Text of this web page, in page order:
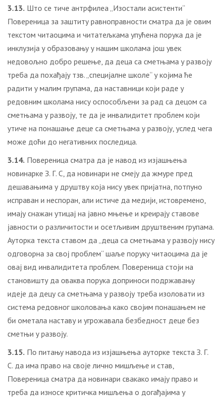
3.13. Што се тиче антрфилеа „Изостали асистенти“
Повереница за заштиту равноправности сматра да је овим
текстом читаоцима и читатељкама упућена порука да је
инклузија у образовању у нашим школама још увек
недовољно добро решење, да деца са сметњама у развоју
треба да похађају тзв. „специјалне школе“ у којима ће
радити у малим групама, да наставници који раде у
редовним школама нису оспособљени за рад са децом са
сметњама у развоју, те да је инвалидитет проблем који
утиче на понашање деце са сметњама у развоју, услед чега
може доћи до негативних последица.
3.14. Повереница сматра да је навод из изјашњења
новинарке З. Г. С, да новинари не смеју да жмуре пред
дешавањима у друштву која нису увек пријатна, потпуно
исправан и неспоран, али истиче да медији, истовремено,
имају снажан утицај на јавно мњење и креирају ставове
јавности о различитости и осетљивим друштвеним групама.
Ауторка текста ставом да „деца са сметњама у развоју нису
одговорна за свој проблем“ шаље поруку читаоцима да је
овај вид инвалидитета проблем. Повереница стоји на
становишту да оваква порука доприноси подржавању
идеје да децу са сметњама у развоју треба изоловати из
система редовног школовања како својим понашањем не
би ометала наставу и угрожавала безбедност деце без
сметњи у развоју.
3.15. По питању навода из изјашњења ауторке текста З. Г.
С. да има право на своје лично мишљење и став,
Повереница сматра да новинари свакако имају право и
треба да износе критичка мишљења о догађајима у